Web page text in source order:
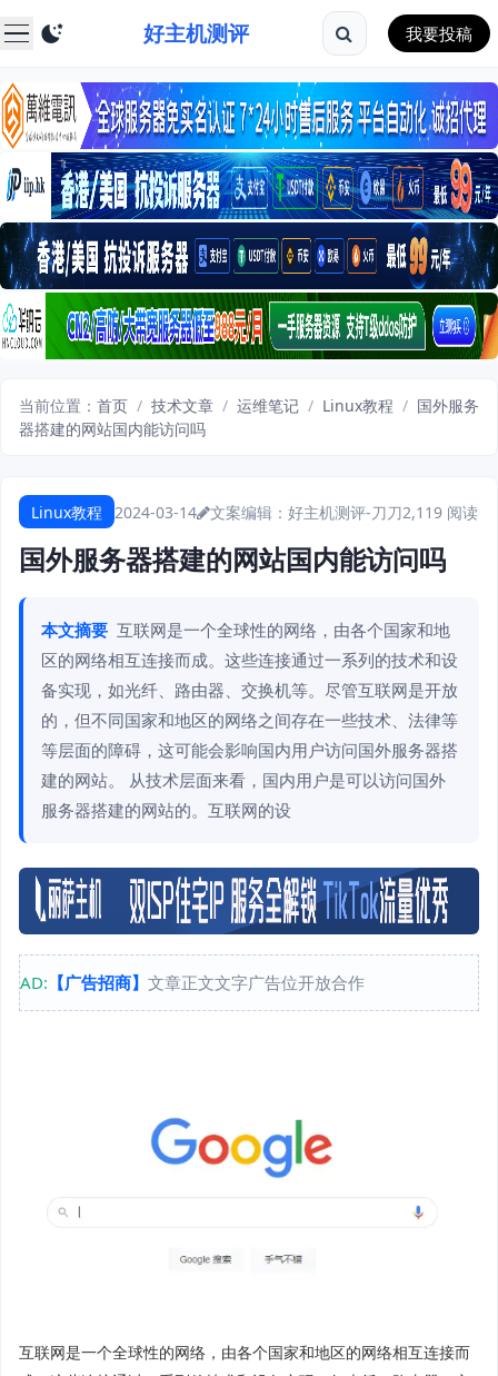
好主机测评 我要投稿
当前位置： 首页 / 技术文章 / 运维笔记 / Linux教程 / 国外服务
器搭建的网站国内能访问吗
Linux教程 2024-03-14 文案编辑：好主机测评-刀刀2,119 阅读
国外服务器搭建的网站国内能访问吗
本文摘要 互联网是一个全球性的网络，由各个国家和地
区的网络相互连接而成。这些连接通过一系列的技术和设
备实现，如光纤、路由器、交换机等。尽管互联网是开放
的，但不同国家和地区的网络之间存在一些技术、法律等
等层面的障碍，这可能会影响国内用户访问国外服务器搭
建的网站。 从技术层面来看，国内用户是可以访问国外
服务器搭建的网站的。互联网的设
AD: 【广告招商】 文章正文文字广告位开放合作
互联网是一个全球性的网络，由各个国家和地区的网络相互连接而